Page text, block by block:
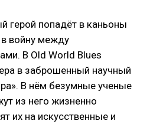
герой попадёт в каньоны
войну между
В Old World Blues
в заброшенный научный
В нём безумные ученые
из него жизненно
их на искусственные и